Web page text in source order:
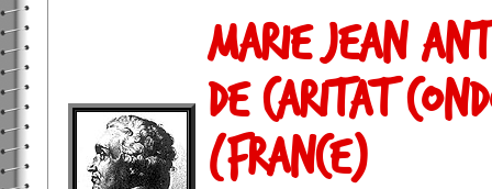
Marie Jean
de Caritat
(France)